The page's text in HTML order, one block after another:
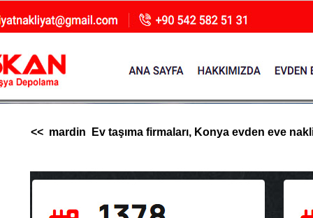
<< mardin Ev taşıma firmaları, Konya evden eve